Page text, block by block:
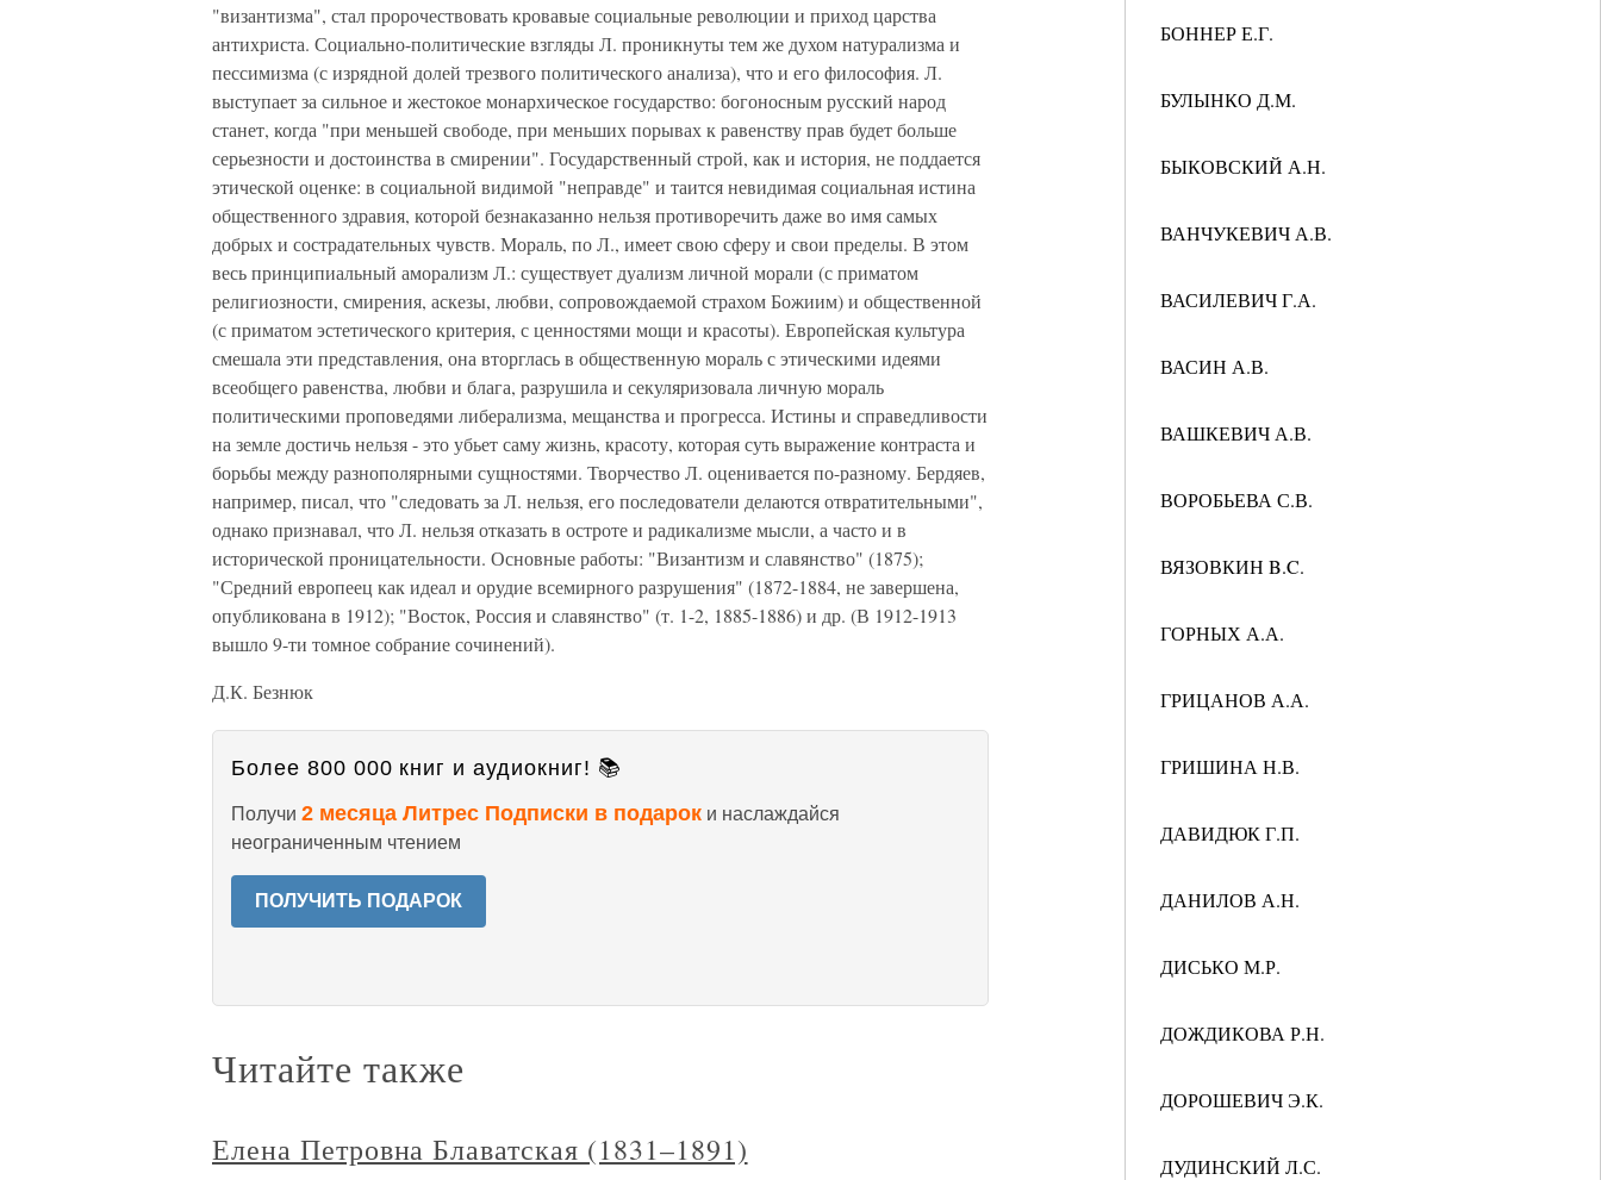
БОННЕР Е.Г.
БУЛЫНКО Д.М.
БЫКОВСКИЙ А.Н.
ВАНЧУКЕВИЧ А.В.
ВАСИЛЕВИЧ Г.А.
ВАСИН А.В.
ВАШКЕВИЧ А.В.
ВОРОБЬЕВА С.В.
ВЯЗОВКИН B.C.
ГОРНЫХ А.А.
ГРИЦАНОВ А.А.
ГРИШИНА Н.В.
ДАВИДЮК Г.П.
ДАНИЛОВ А.Н.
ДИСЬКО М.Р.
ДОЖДИКОВА Р.Н.
ДОРОШЕВИЧ Э.К.
ДУДИНСКИЙ Л.С.
"византизма", стал пророчествовать кровавые социальные революции и приход царства
антихриста. Социально-политические взгляды Л. проникнуты тем же духом натурализма и
пессимизма (с изрядной долей трезвого политического анализа), что и его философия. Л.
выступает за сильное и жестокое монархическое государство: богоносным русский народ
станет, когда "при меньшей свободе, при меньших порывах к равенству прав будет больше
серьезности и достоинства в смирении". Государственный строй, как и история, не поддается
этической оценке: в социальной видимой "неправде" и таится невидимая социальная истина
общественного здравия, которой безнаказанно нельзя противоречить даже во имя самых
добрых и сострадательных чувств. Мораль, по Л., имеет свою сферу и свои пределы. В этом
весь принципиальный аморализм Л.: существует дуализм личной морали (с приматом
религиозности, смирения, аскезы, любви, сопровождаемой страхом Божиим) и общественной
(с приматом эстетического критерия, с ценностями мощи и красоты). Европейская культура
смешала эти представления, она вторглась в общественную мораль с этическими идеями
всеобщего равенства, любви и блага, разрушила и секуляризовала личную мораль
политическими проповедями либерализма, мещанства и прогресса. Истины и справедливости
на земле достичь нельзя - это убьет саму жизнь, красоту, которая суть выражение контраста и
борьбы между разнополярными сущностями. Творчество Л. оценивается по-разному. Бердяев,
например, писал, что "следовать за Л. нельзя, его последователи делаются отвратительными",
однако признавал, что Л. нельзя отказать в остроте и радикализме мысли, а часто и в
исторической проницательности. Основные работы: "Византизм и славянство" (1875);
"Средний европеец как идеал и орудие всемирного разрушения" (1872-1884, не завершена,
опубликована в 1912); "Восток, Россия и славянство" (т. 1-2, 1885-1886) и др. (В 1912-1913
вышло 9-ти томное собрание сочинений).
Д.К. Безнюк
Более 800 000 книг и аудиокниг! 📚
Получи 2 месяца Литрес Подписки в подарок и наслаждайся
неограниченным чтением
ПОЛУЧИТЬ ПОДАРОК
Читайте также
Елена Петровна Блаватская (1831–1891)